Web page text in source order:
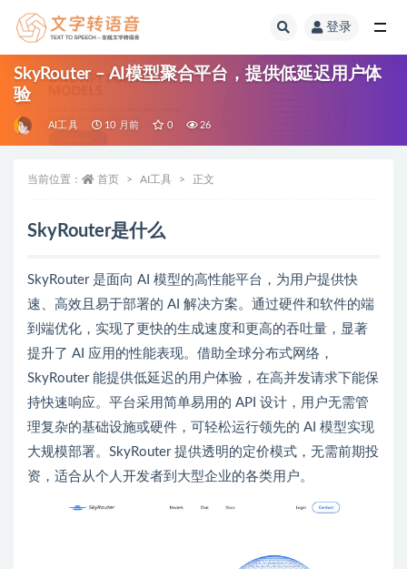
登录
SkyRouter – AI模型聚合平台，提供低延迟用户体
验
AI工具 10 月前 0 26
当前位置： 首页 AI工具 正文
SkyRouter是什么
SkyRouter 是面向 AI 模型的高性能平台，为用户提供快
速、高效且易于部署的 AI 解决方案。通过硬件和软件的端
到端优化，实现了更快的生成速度和更高的吞吐量，显著
提升了 AI 应用的性能表现。借助全球分布式网络，
SkyRouter 能提供低延迟的用户体验，在高并发请求下能保
持快速响应。平台采用简单易用的 API 设计，用户无需管
理复杂的基础设施或硬件，可轻松运行领先的 AI 模型实现
大规模部署。SkyRouter 提供透明的定价模式，无需前期投
资，适合从个人开发者到大型企业的各类用户。